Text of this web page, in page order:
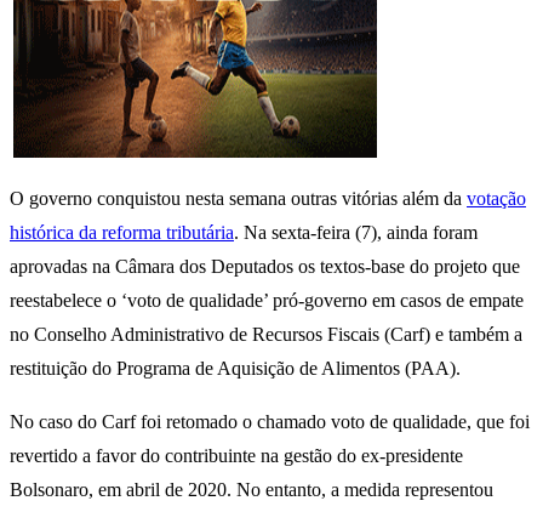
O governo conquistou nesta semana outras vitórias além da votação
histórica da reforma tributária. Na sexta-feira (7), ainda foram
aprovadas na Câmara dos Deputados os textos-base do projeto que
reestabelece o ‘voto de qualidade’ pró-governo em casos de empate
no Conselho Administrativo de Recursos Fiscais (Carf) e também a
restituição do Programa de Aquisição de Alimentos (PAA).
No caso do Carf foi retomado o chamado voto de qualidade, que foi
revertido a favor do contribuinte na gestão do ex-presidente
Bolsonaro, em abril de 2020. No entanto, a medida representou